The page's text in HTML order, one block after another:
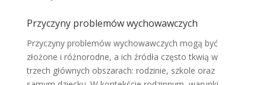
Przyczyny problemów wychowawczych
Przyczyny problemów wychowawczych mogą być
złożone i różnorodne, a ich źródła często tkwią w
trzech głównych obszarach: rodzinie, szkole oraz